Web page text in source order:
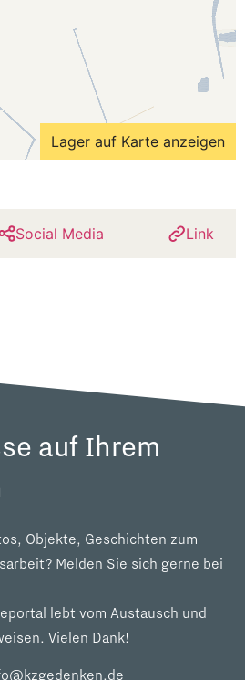
Lager auf Karte anzeigen
Social Media Link
auf Ihrem
Objekte, Geschichten zum
Melden Sie sich gerne bei
lebt vom Austausch und
Vielen Dank!